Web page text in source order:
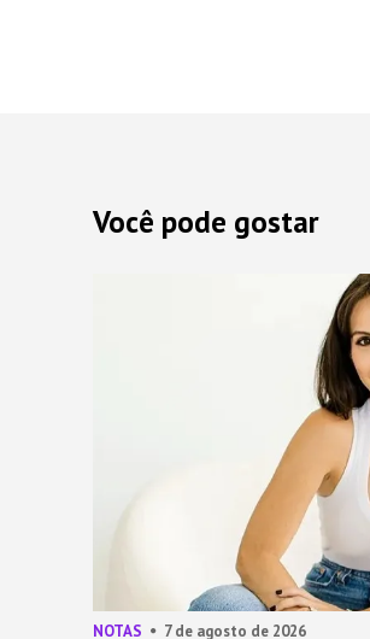
Você pode gostar
NOTAS 7 de agosto de 2026